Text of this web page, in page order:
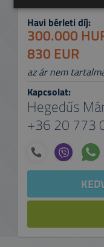
Havi bérleti díj:
300.000
830 EUR
az ár nem
Kapcsolat:
Hegedűs
+36 20 773